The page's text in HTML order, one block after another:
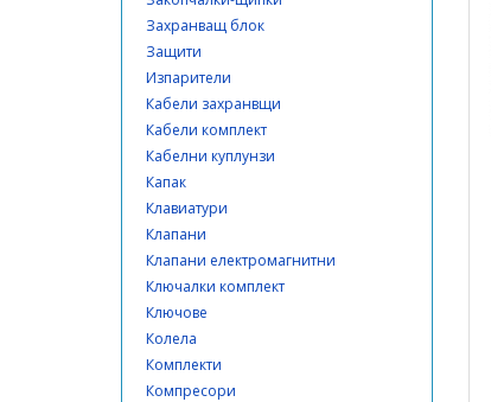
Захранващ блок
Защити
Изпарители
Кабели захранвщи
Кабели комплект
Кабелни куплунзи
Капак
Клавиатури
Клапани
Клапани електромагнитни
Ключалки комплект
Ключове
Колела
Комплекти
Компресори